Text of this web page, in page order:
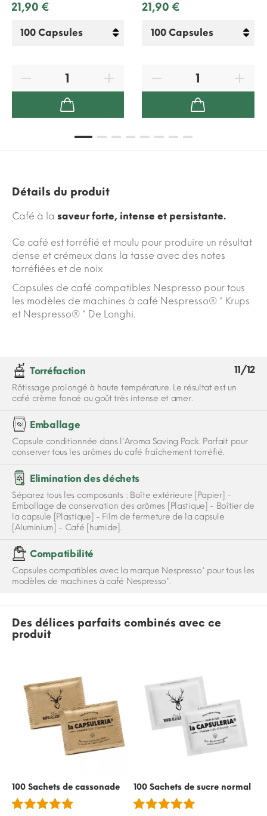
21,90 € 21,90 €
Détails du produit
Café à la saveur forte, intense et persistante.
Ce café est torréfié et moulu pour produire un résultat
dense et crémeux dans la tasse avec des notes
torréfiées et de noix
Capsules de café compatibles Nespresso pour tous
les modèles de machines à café Nespresso® * Krups
et Nespresso® * De Longhi.
Torréfaction 11/12
Rôtissage prolongé à haute température. Le résultat est un
café crème foncé au goût très intense et amer.
Emballage
Capsule conditionnée dans l'Aroma Saving Pack. Parfait pour
conserver tous les arômes du café fraîchement torréfié.
Elimination des déchets
Séparez tous les composants : Boîte extérieure [Papier] -
Emballage de conservation des arômes [Plastique] - Boîtier de
la capsule [Plastique] - Film de fermeture de la capsule
[Aluminium] - Café [humide].
Compatibilité
Capsules compatibles avec la marque Nespresso* pour tous les
modèles de machines à café Nespresso*.
Des délices parfaits combinés avec ce
produit
100 Sachets de cassonade 100 Sachets de sucre normal